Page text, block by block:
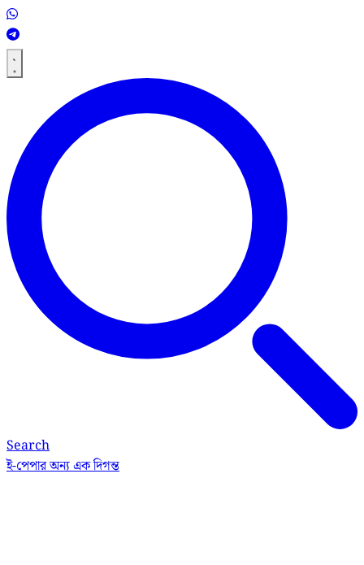
Search
ই-পেপারঅন্য এক দিগন্ত